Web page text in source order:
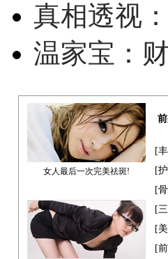
真相透视
温家宝：
女人最后一次完美祛斑!
[
[
[
[
[
[